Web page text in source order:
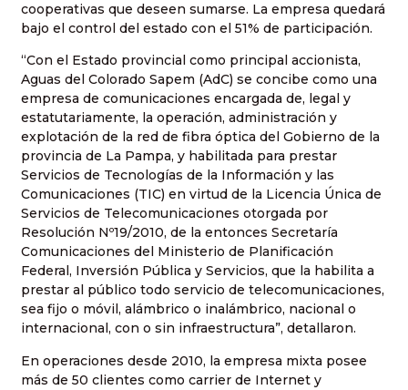
cooperativas que deseen sumarse. La empresa quedará
bajo el control del estado con el 51% de participación.
“Con el Estado provincial como principal accionista,
Aguas del Colorado Sapem (AdC) se concibe como una
empresa de comunicaciones encargada de, legal y
estatutariamente, la operación, administración y
explotación de la red de fibra óptica del Gobierno de la
provincia de La Pampa, y habilitada para prestar
Servicios de Tecnologías de la Información y las
Comunicaciones (TIC) en virtud de la Licencia Única de
Servicios de Telecomunicaciones otorgada por
Resolución Nº19/2010, de la entonces Secretaría
Comunicaciones del Ministerio de Planificación
Federal, Inversión Pública y Servicios, que la habilita a
prestar al público todo servicio de telecomunicaciones,
sea fijo o móvil, alámbrico o inalámbrico, nacional o
internacional, con o sin infraestructura”, detallaron.
En operaciones desde 2010, la empresa mixta posee
más de 50 clientes como carrier de Internet y